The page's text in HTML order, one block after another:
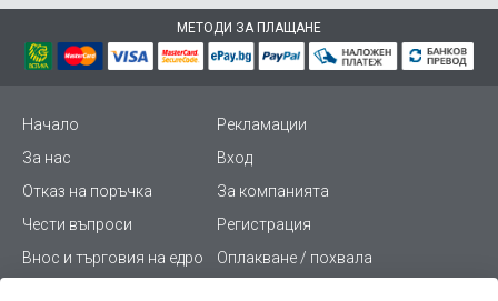
МЕТОДИ ЗА ПЛАЩАНЕ
Начало
Рекламации
За нас
Вход
Отказ на поръчка
За компанията
Чести въпроси
Регистрация
Внос и търговия на едро
Оплакване / похвала